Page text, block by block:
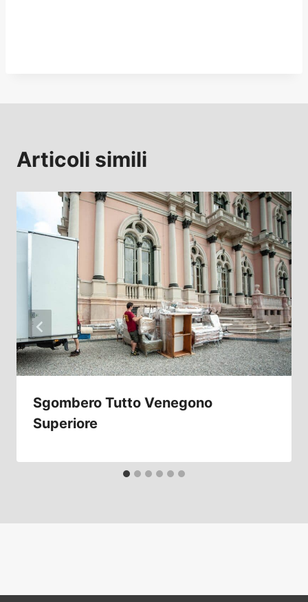
Articoli simili
Sgombero Tutto Venegono
Superiore